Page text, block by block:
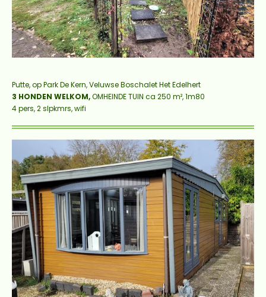
Putte, op Park De Kern,Veluwse Boschalet Het Edelhert
3 HONDEN WELKOM,OMHEINDE TUIN ca 250 m², 1m80
4 pers, 2 slpkmrs, wifi